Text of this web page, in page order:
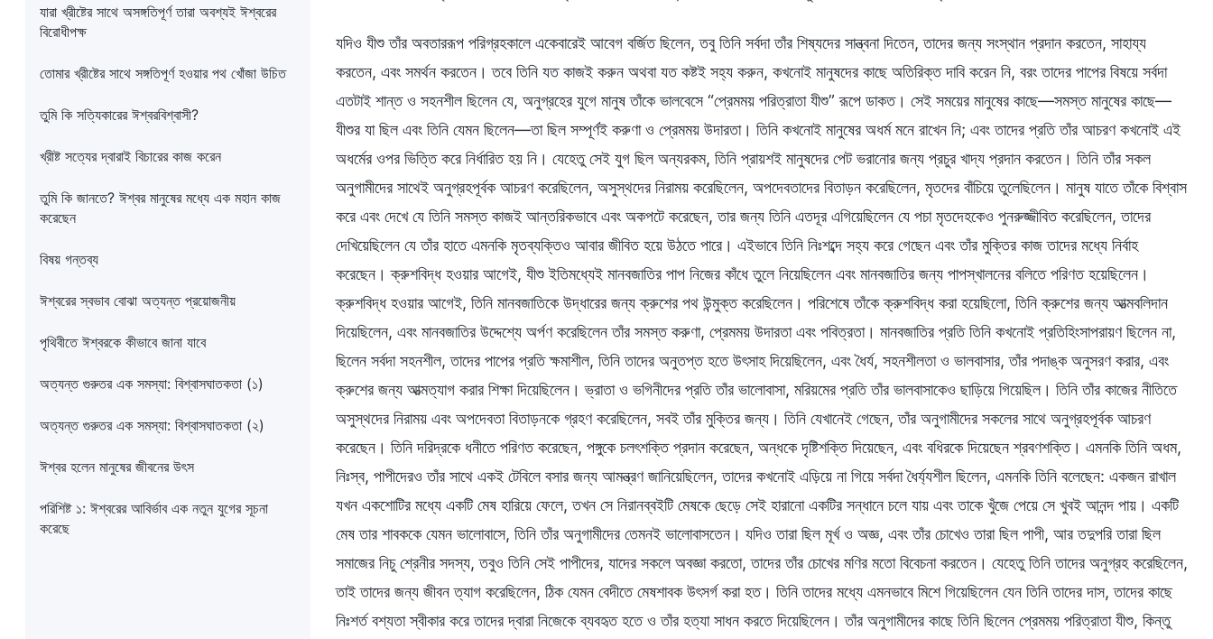
যারা খ্রীষ্টের সাথে অসঙ্গতিপূর্ণ তারা অবশ্যই ঈশ্বরের
বিরোধীপক্ষ
তোমার খ্রীষ্টের সাথে সঙ্গতিপূর্ণ হওয়ার পথ খোঁজা উচিত
তুমি কি সত্যিকারের ঈশ্বরবিশ্বাসী?
খ্রীষ্ট সত্যের দ্বারাই বিচারের কাজ করেন
তুমি কি জানতে? ঈশ্বর মানুষের মধ্যে এক মহান কাজ
করেছেন
বিষয় গন্তব্য
ঈশ্বরের স্বভাব বোঝা অত্যন্ত প্রয়োজনীয়
পৃথিবীতে ঈশ্বরকে কীভাবে জানা যাবে
অত্যন্ত গুরুতর এক সমস্যা: বিশ্বাসঘাতকতা (১)
অত্যন্ত গুরুতর এক সমস্যা: বিশ্বাসঘাতকতা (২)
ঈশ্বর হলেন মানুষের জীবনের উৎস
পরিশিষ্ট ১: ঈশ্বরের আবির্ভাব এক নতুন যুগের সূচনা
করেছে
যদিও যীশু তাঁর অবতাররূপ পরিগ্রহকালে একেবারেই আবেগ বর্জিত ছিলেন, তবু তিনি সর্বদা তাঁর শিষ্যদের সান্ত্বনা দিতেন, তাদের জন্য সংস্থান প্রদান করতেন, সাহায্য
করতেন, এবং সমর্থন করতেন। তবে তিনি যত কাজই করুন অথবা যত কষ্টই সহ্য করুন, কখনোই মানুষদের কাছে অতিরিক্ত দাবি করেন নি, বরং তাদের পাপের বিষয়ে সর্বদা
এতটাই শান্ত ও সহনশীল ছিলেন যে, অনুগ্রহের যুগে মানুষ তাঁকে ভালবেসে “প্রেমময় পরিত্রাতা যীশু” রূপে ডাকত। সেই সময়ের মানুষের কাছে—সমস্ত মানুষের কাছে—
যীশুর যা ছিল এবং তিনি যেমন ছিলেন—তা ছিল সম্পূর্ণই করুণা ও প্রেমময় উদারতা। তিনি কখনোই মানুষের অধর্ম মনে রাখেন নি; এবং তাদের প্রতি তাঁর আচরণ কখনোই এই
অধর্মের ওপর ভিত্তি করে নির্ধারিত হয় নি। যেহেতু সেই যুগ ছিল অন্যরকম, তিনি প্রায়শই মানুষদের পেট ভরানোর জন্য প্রচুর খাদ্য প্রদান করতেন। তিনি তাঁর সকল
অনুগামীদের সাথেই অনুগ্রহপূর্বক আচরণ করেছিলেন, অসুস্থদের নিরাময় করেছিলেন, অপদেবতাদের বিতাড়ন করেছিলেন, মৃতদের বাঁচিয়ে তুলেছিলেন। মানুষ যাতে তাঁকে বিশ্বাস
করে এবং দেখে যে তিনি সমস্ত কাজই আন্তরিকভাবে এবং অকপটে করেছেন, তার জন্য তিনি এতদূর এগিয়েছিলেন যে পচা মৃতদেহকেও পুনরুজ্জীবিত করেছিলেন, তাদের
দেখিয়েছিলেন যে তাঁর হাতে এমনকি মৃতব্যক্তিও আবার জীবিত হয়ে উঠতে পারে। এইভাবে তিনি নিঃশব্দে সহ্য করে গেছেন এবং তাঁর মুক্তির কাজ তাদের মধ্যে নির্বাহ
করেছেন। ক্রুশবিদ্ধ হওয়ার আগেই, যীশু ইতিমধ্যেই মানবজাতির পাপ নিজের কাঁধে তুলে নিয়েছিলেন এবং মানবজাতির জন্য পাপস্খালনের বলিতে পরিণত হয়েছিলেন।
ক্রুশবিদ্ধ হওয়ার আগেই, তিনি মানবজাতিকে উদ্ধারের জন্য ক্রুশের পথ উন্মুক্ত করেছিলেন। পরিশেষে তাঁকে ক্রুশবিদ্ধ করা হয়েছিলো, তিনি ক্রুশের জন্য আত্মবলিদান
দিয়েছিলেন, এবং মানবজাতির উদ্দেশ্যে অর্পণ করেছিলেন তাঁর সমস্ত করুণা, প্রেমময় উদারতা এবং পবিত্রতা। মানবজাতির প্রতি তিনি কখনোই প্রতিহিংসাপরায়ণ ছিলেন না,
ছিলেন সর্বদা সহনশীল, তাদের পাপের প্রতি ক্ষমাশীল, তিনি তাদের অনুতপ্ত হতে উৎসাহ দিয়েছিলেন, এবং ধৈর্য, সহনশীলতা ও ভালবাসার, তাঁর পদাঙ্ক অনুসরণ করার, এবং
ক্রুশের জন্য আত্মত্যাগ করার শিক্ষা দিয়েছিলেন। ভ্রাতা ও ভগিনীদের প্রতি তাঁর ভালোবাসা, মরিয়মের প্রতি তাঁর ভালবাসাকেও ছাড়িয়ে গিয়েছিল। তিনি তাঁর কাজের নীতিতে
অসুস্থদের নিরাময় এবং অপদেবতা বিতাড়নকে গ্রহণ করেছিলেন, সবই তাঁর মুক্তির জন্য। তিনি যেখানেই গেছেন, তাঁর অনুগামীদের সকলের সাথে অনুগ্রহপূর্বক আচরণ
করেছেন। তিনি দরিদ্রকে ধনীতে পরিণত করেছেন, পঙ্গুকে চলৎশক্তি প্রদান করেছেন, অন্ধকে দৃষ্টিশক্তি দিয়েছেন, এবং বধিরকে দিয়েছেন শ্রবণশক্তি। এমনকি তিনি অধম,
নিঃস্ব, পাপীদেরও তাঁর সাথে একই টেবিলে বসার জন্য আমন্ত্রণ জানিয়েছিলেন, তাদের কখনোই এড়িয়ে না গিয়ে সর্বদা ধৈর্য্যশীল ছিলেন, এমনকি তিনি বলেছেন: একজন রাখাল
যখন একশোটির মধ্যে একটি মেষ হারিয়ে ফেলে, তখন সে নিরানব্বইটি মেষকে ছেড়ে সেই হারানো একটির সন্ধানে চলে যায় এবং তাকে খুঁজে পেয়ে সে খুবই আনন্দ পায়। একটি
মেষ তার শাবককে যেমন ভালোবাসে, তিনি তাঁর অনুগামীদের তেমনই ভালোবাসতেন। যদিও তারা ছিল মূর্খ ও অজ্ঞ, এবং তাঁর চোখেও তারা ছিল পাপী, আর তদুপরি তারা ছিল
সমাজের নিচু শ্রেনীর সদস্য, তবুও তিনি সেই পাপীদের, যাদের সকলে অবজ্ঞা করতো, তাদের তাঁর চোখের মণির মতো বিবেচনা করতেন। যেহেতু তিনি তাদের অনুগ্রহ করেছিলেন,
তাই তাদের জন্য জীবন ত্যাগ করেছিলেন, ঠিক যেমন বেদীতে মেষশাবক উৎসর্গ করা হত। তিনি তাদের মধ্যে এমনভাবে মিশে গিয়েছিলেন যেন তিনি তাদের দাস, তাদের কাছে
নিঃশর্ত বশ্যতা স্বীকার করে তাদের দ্বারা নিজেকে ব্যবহৃত হতে ও তাঁর হত্যা সাধন করতে দিয়েছিলেন। তাঁর অনুগামীদের কাছে তিনি ছিলেন প্রেমময় পরিত্রাতা যীশু, কিন্তু